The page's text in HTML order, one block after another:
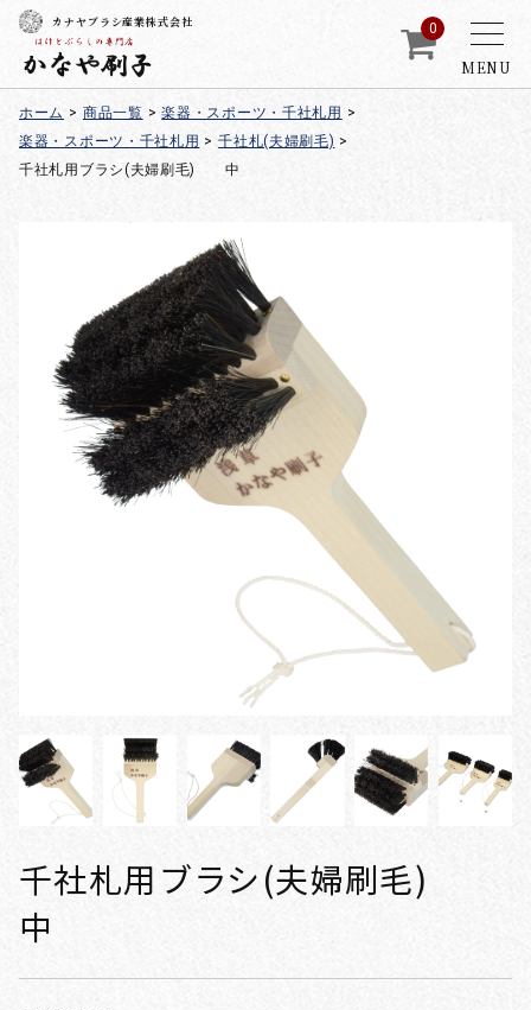
MENU
カナヤブラシ産業株式会社 0
ホーム > 商品一覧 > 楽器・スポーツ・千社札用 >
楽器・スポーツ・千社札用 > 千社札(夫婦刷毛) >
千社札用ブラシ(夫婦刷毛) 中
千社札用ブラシ(夫婦刷毛)
中